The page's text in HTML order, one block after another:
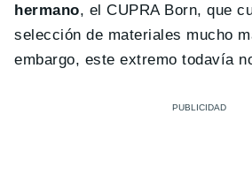
hermano, el CUPRA Born, que
selección de materiales mucho
embargo, este extremo todavía